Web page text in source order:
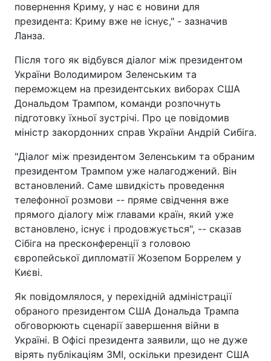
повернення Криму, у нас є новини для
президента: Криму вже не існує," - зазначив
Ланза.
Після того як відбувся діалог між президентом
України Володимиром Зеленським та
переможцем на президентських виборах США
Дональдом Трампом, команди розпочнуть
підготовку їхньої зустрічі. Про це повідомив
міністр закордонних справ України Андрій Сибіга.
"Діалог між президентом Зеленським та обраним
президентом Трампом уже налагоджений. Він
встановлений. Саме швидкість проведення
телефонної розмови -- пряме свідчення вже
прямого діалогу між главами країн, який уже
встановлено, існує і продовжується", -- сказав
Сібіга на пресконференції з головою
європейської дипломатії Жозепом Боррелем у
Києві.
Як повідомлялося, у перехідній адміністрації
обраного президентом США Дональда Трампа
обговорюють сценарії завершення війни в
Україні. В Офісі президента заявили, що не дуже
вірять публікаціям ЗМІ, оскільки президент США